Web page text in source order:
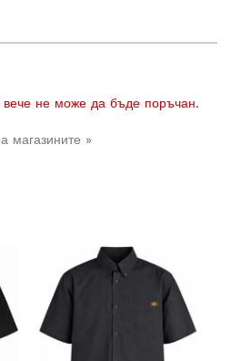
вече не може да бъде поръчан.
магазините »